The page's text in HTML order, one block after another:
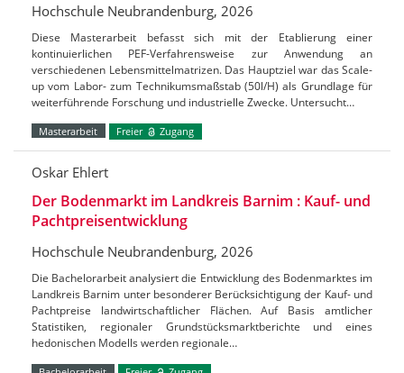
Hochschule Neubrandenburg, 2026
Diese Masterarbeit befasst sich mit der Etablierung einer
kontinuierlichen PEF-Verfahrensweise zur Anwendung an
verschiedenen Lebensmittelmatrizen. Das Hauptziel war das Scale-
up vom Labor- zum Technikumsmaßstab (50l/H) als Grundlage für
weiterführende Forschung und industrielle Zwecke. Untersucht…
Masterarbeit Freier Zugang
Oskar Ehlert
Der Bodenmarkt im Landkreis Barnim : Kauf- und
Pachtpreisentwicklung
Hochschule Neubrandenburg, 2026
Die Bachelorarbeit analysiert die Entwicklung des Bodenmarktes im
Landkreis Barnim unter besonderer Berücksichtigung der Kauf- und
Pachtpreise landwirtschaftlicher Flächen. Auf Basis amtlicher
Statistiken, regionaler Grundstücksmarktberichte und eines
hedonischen Modells werden regionale…